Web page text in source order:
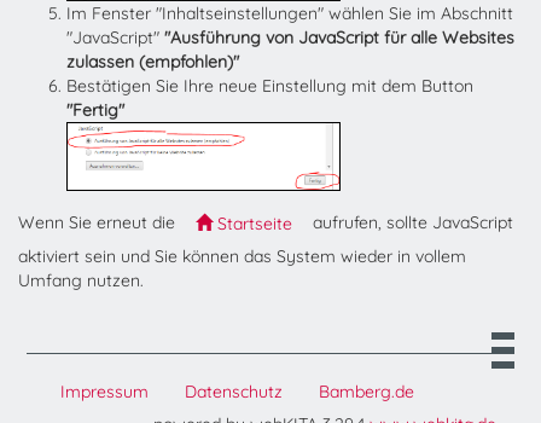
Im Fenster "Inhaltseinstellungen" wählen Sie im Abschnitt
"JavaScript" "Ausführung von JavaScript für alle Websites
zulassen (empfohlen)"
Bestätigen Sie Ihre neue Einstellung mit dem Button
"Fertig"
Wenn Sie erneut die Startseite
aufrufen, sollte JavaScript
aktiviert sein und Sie können das System wieder in vollem
Umfang nutzen.
Impressum Datenschutz
Bamberg.de